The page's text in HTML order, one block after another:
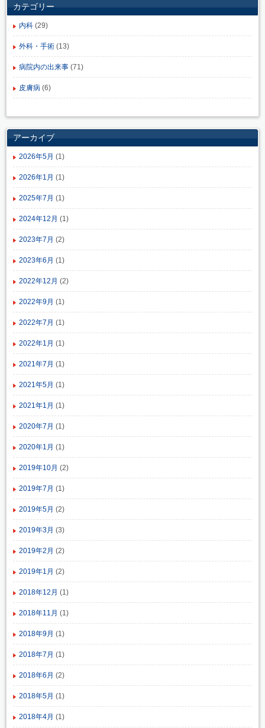
カテゴリー
内科 (29)
外科・手術 (13)
病院内の出来事 (71)
皮膚病 (6)
アーカイブ
2026年5月 (1)
2026年1月 (1)
2025年7月 (1)
2024年12月 (1)
2023年7月 (2)
2023年6月 (1)
2022年12月 (2)
2022年9月 (1)
2022年7月 (1)
2022年1月 (1)
2021年7月 (1)
2021年5月 (1)
2021年1月 (1)
2020年7月 (1)
2020年1月 (1)
2019年10月 (2)
2019年7月 (1)
2019年5月 (2)
2019年3月 (3)
2019年2月 (2)
2019年1月 (2)
2018年12月 (1)
2018年11月 (1)
2018年9月 (1)
2018年7月 (1)
2018年6月 (2)
2018年5月 (1)
2018年4月 (1)